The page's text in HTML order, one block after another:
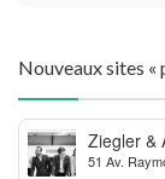
Nouveaux sites «
Ziegler &
51 Av.